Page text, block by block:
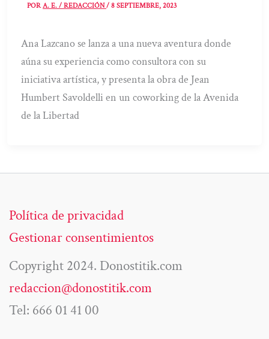
PORA. E. / REDACCIÓN/8 SEPTIEMBRE, 2023
Ana Lazcano se lanza a una nueva aventura donde
aúna su experiencia como consultora con su
iniciativa artística, y presenta la obra de Jean
Humbert Savoldelli en un coworking de la Avenida
de la Libertad
Política de privacidad
Gestionar consentimientos
Copyright 2024. Donostitik.com
redaccion@donostitik.com
Tel: 666 01 41 00